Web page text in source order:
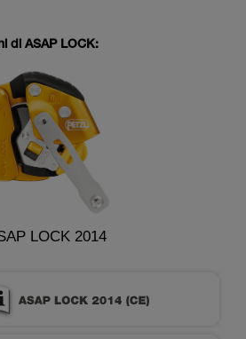
di ASAP LOCK:
LOCK 2014